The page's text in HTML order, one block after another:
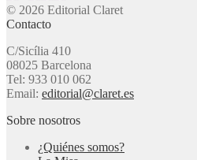
© 2026 Editorial Claret
Contacto
C/Sicília 410
08025 Barcelona
Tel: 933 010 062
Email: editorial@claret.es
Sobre nosotros
¿Quiénes somos?